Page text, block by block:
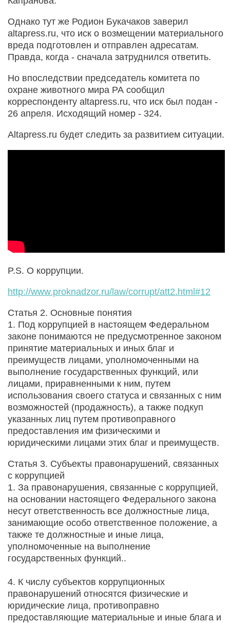
Однако тут же Родион Букачаков заверил
altapress.ru, что иск о возмещении материального
вреда подготовлен и отправлен адресатам.
Правда, когда - сначала затруднился ответить.
Но впоследствии председатель комитета по
охране животного мира РА сообщил
корреспонденту altapress.ru, что иск был подан -
26 апреля. Исходящий номер - 324.
Altapress.ru будет следить за развитием ситуации.
P.S. О коррупции.
http://www.proknadzor.ru/law/corrupt/att2.html#12
Статья 2. Основные понятия
1. Под коррупцией в настоящем Федеральном
законе понимаются не предусмотренное законом
принятие материальных и иных благ и
преимуществ лицами, уполномоченными на
выполнение государственных функций, или
лицами, приравненными к ним, путем
использования своего статуса и связанных с ним
возможностей (продажность), а также подкуп
указанных лиц путем противоправного
предоставления им физическими и
юридическими лицами этих благ и преимуществ.
Статья 3. Субъекты правонарушений, связанных
с коррупцией
1. За правонарушения, связанные с коррупцией,
на основании настоящего Федерального закона
несут ответственность все должностные лица,
занимающие особо ответственное положение, а
также те должностные и иные лица,
уполномоченные на выполнение
государственных функций..
4. К числу субъектов коррупционных
правонарушений относятся физические и
юридические лица, противоправно
предоставляющие материальные и иные блага и